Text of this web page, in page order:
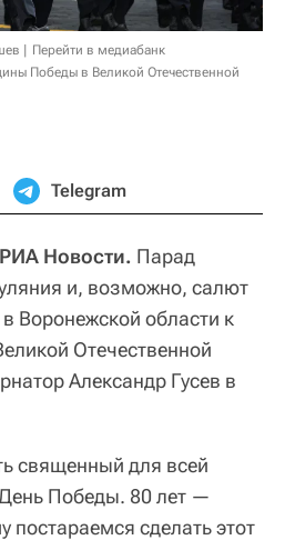
Перейти в медиабанк
Победы в Великой Отечественной
Telegram
Новости. Парад
и, возможно, салют
Воронежской области к
Отечественной
Александр Гусев в
священный для всей
Победы. 80 лет —
постараемся сделать этот